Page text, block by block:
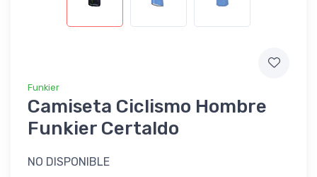
Funkier
Camiseta Ciclismo Hombre
Funkier Certaldo
NO DISPONIBLE